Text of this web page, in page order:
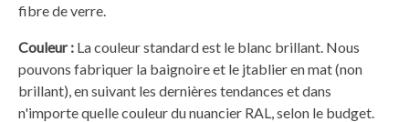
fibre de verre.
Couleur : La couleur standard est le blanc brillant. Nous
pouvons fabriquer la baignoire et le jtablier en mat (non
brillant), en suivant les dernières tendances et dans
n'importe quelle couleur du nuancier RAL, selon le budget.